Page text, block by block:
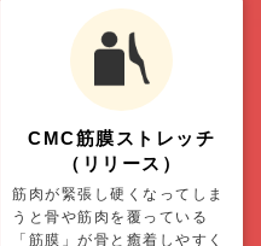
CMC筋膜ストレッチ
（リリース）
筋肉が緊張し硬くなってしま
うと骨や筋肉を覆っている
「筋膜」が骨と癒着しやすく